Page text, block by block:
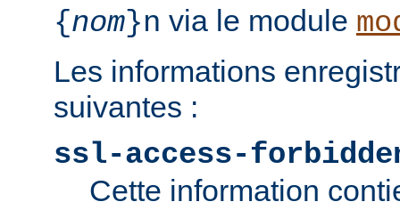
{nom}n via le module
Les informations
suivantes :
ssl-access-
Cette information